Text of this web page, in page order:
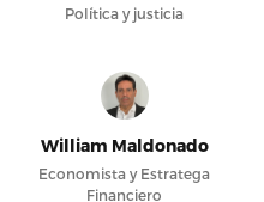
Política y justicia
William Maldonado
Economista y Estratega
Financiero